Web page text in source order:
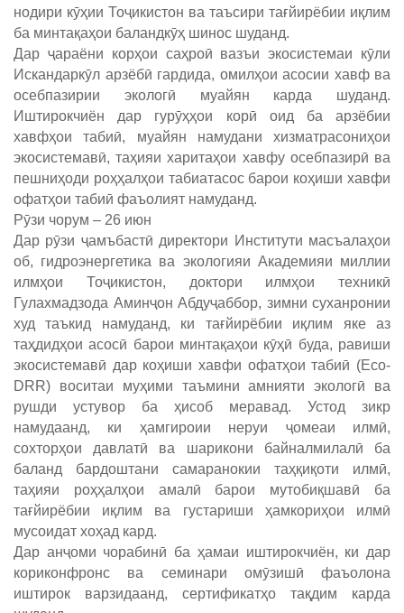
нодири кӯҳии Тоҷикистон ва таъсири тағйирёбии иқлим
ба минтақаҳои баландкӯҳ шинос шуданд.
Дар ҷараёни корҳои саҳроӣ вазъи экосистемаи кӯли
Искандаркӯл арзёбӣ гардида, омилҳои асосии хавф ва
осебпазирии экологӣ муайян карда шуданд.
Иштирокчиён дар гурӯҳҳои корӣ оид ба арзёбии
хавфҳои табиӣ, муайян намудани хизматрасониҳои
экосистемавӣ, таҳияи харитаҳои хавфу осебпазирӣ ва
пешниҳоди роҳҳалҳои табиатасос барои коҳиши хавфи
офатҳои табиӣ фаъолият намуданд.
Рӯзи чорум – 26 июн
Дар рӯзи ҷамъбастӣ директори Институти масъалаҳои
об, гидроэнергетика ва экологияи Академияи миллии
илмҳои Тоҷикистон, доктори илмҳои техникӣ
Гулахмадзода Аминҷон Абдуҷаббор, зимни суханронии
худ таъкид намуданд, ки тағйирёбии иқлим яке аз
таҳдидҳои асосӣ барои минтақаҳои кӯҳӣ буда, равиши
экосистемавӣ дар коҳиши хавфи офатҳои табиӣ (Eco-
DRR) воситаи муҳими таъмини амнияти экологӣ ва
рушди устувор ба ҳисоб меравад. Устод зикр
намудаанд, ки ҳамгироии неруи ҷомеаи илмӣ,
сохторҳои давлатӣ ва шарикони байналмилалӣ ба
баланд бардоштани самаранокии таҳқиқоти илмӣ,
таҳияи роҳҳалҳои амалӣ барои мутобиқшавӣ ба
тағйирёбии иқлим ва густариши ҳамкориҳои илмӣ
мусоидат хоҳад кард.
Дар анҷоми чорабинӣ ба ҳамаи иштирокчиён, ки дар
кориконфронс ва семинари омӯзишӣ фаъолона
иштирок варзидаанд, сертификатҳо тақдим карда